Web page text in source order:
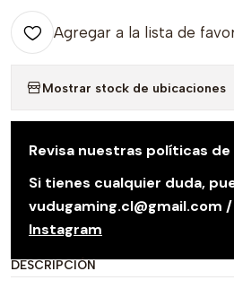
Agregar a la lista de
Mostrar stock de ubicaciones
Revisa nuestras políticas
Si tienes cualquier duda,
vudugaming.cl@gmail.com
Instagram
DESCRIPCIÓN